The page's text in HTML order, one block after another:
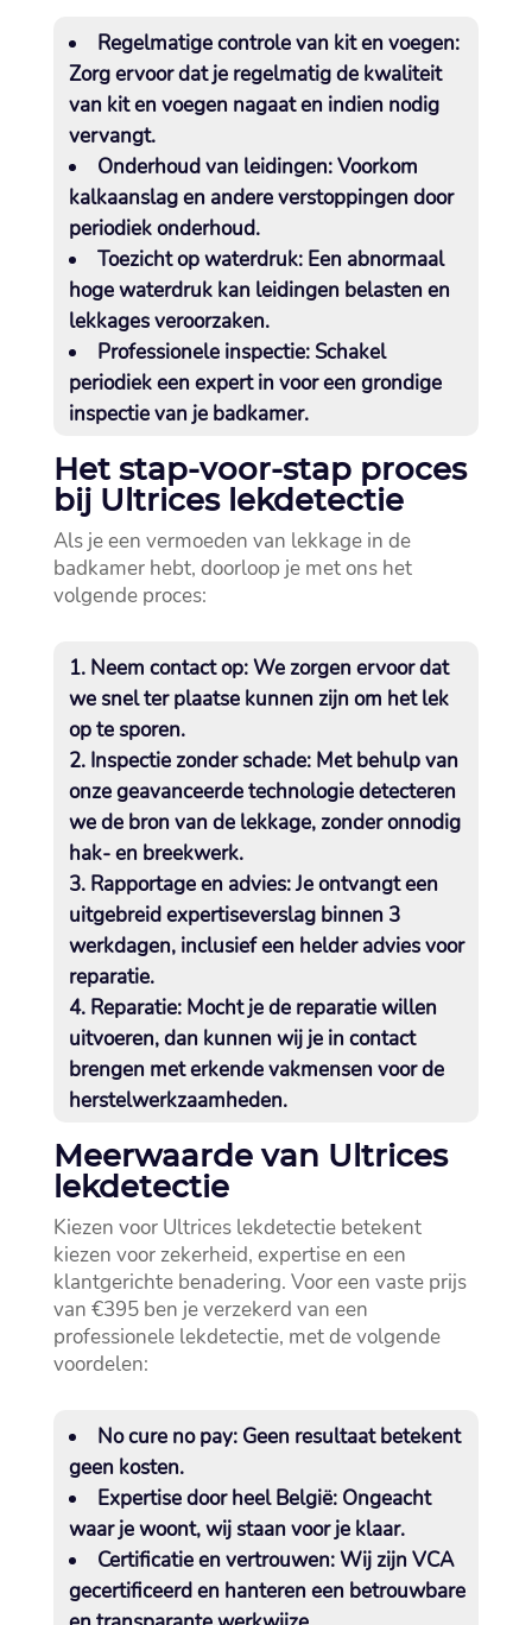
Regelmatige controle van kit en voegen:
Zorg ervoor dat je regelmatig de kwaliteit
van kit en voegen nagaat en indien nodig
vervangt.​
Onderhoud van leidingen: Voorkom
kalkaanslag en andere verstoppingen door
periodiek onderhoud.​
Toezicht op waterdruk: Een abnormaal
hoge waterdruk kan leidingen belasten en
lekkages veroorzaken.​
Professionele inspectie: Schakel
periodiek een expert in voor een grondige
inspectie van je badkamer.​
Het stap-voor-stap proces
bij Ultrices lekdetectie
Als je een vermoeden van lekkage in de
badkamer hebt, doorloop je met ons het
volgende proces:
Neem contact op: We zorgen ervoor dat
we snel ter plaatse kunnen zijn om het lek
op te sporen.​
Inspectie zonder schade: Met behulp van
onze geavanceerde technologie detecteren
we de bron van de lekkage, zonder onnodig
hak- en breekwerk.​
Rapportage en advies: Je ontvangt een
uitgebreid expertiseverslag binnen 3
werkdagen, inclusief een helder advies voor
reparatie.​
Reparatie: Mocht je de reparatie willen
uitvoeren, dan kunnen wij je in contact
brengen met erkende vakmensen voor de
herstelwerkzaamheden.​
Meerwaarde van Ultrices
lekdetectie
Kiezen voor Ultrices lekdetectie betekent
kiezen voor zekerheid, expertise en een
klantgerichte benadering.​ Voor een vaste prijs
van €395 ben je verzekerd van een
professionele lekdetectie, met de volgende
voordelen:
No cure no pay: Geen resultaat betekent
geen kosten.​
Expertise door heel België: Ongeacht
waar je woont, wij staan voor je klaar.​
Certificatie en vertrouwen: Wij zijn VCA
gecertificeerd en hanteren een betrouwbare